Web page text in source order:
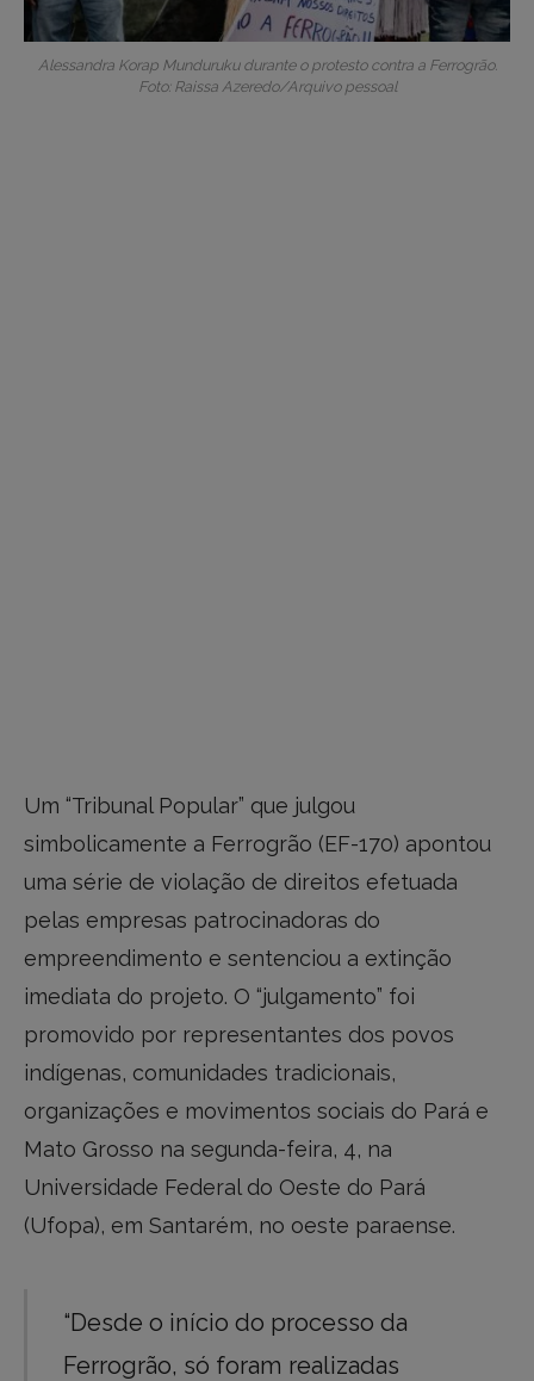
Alessandra Korap Munduruku durante o protesto contra a Ferrogrão.
Foto: Raissa Azeredo/Arquivo pessoal
Um “Tribunal Popular” que julgou
simbolicamente a Ferrogrão (EF-170) apontou
uma série de violação de direitos efetuada
pelas empresas patrocinadoras do
empreendimento e sentenciou a extinção
imediata do projeto. O “julgamento” foi
promovido por representantes dos povos
indígenas, comunidades tradicionais,
organizações e movimentos sociais do Pará e
Mato Grosso na segunda-feira, 4, na
Universidade Federal do Oeste do Pará
(Ufopa), em Santarém, no oeste paraense.
“Desde o início do processo da
Ferrogrão, só foram realizadas